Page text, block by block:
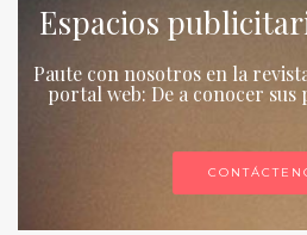
Espacios
Paute con nosotros en la
portal web: De a conocer